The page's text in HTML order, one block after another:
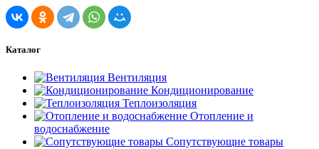
Каталог
Вентиляция
Кондиционирование
Теплоизоляция
Отопление и
водоснабжение
Сопутствующие товары